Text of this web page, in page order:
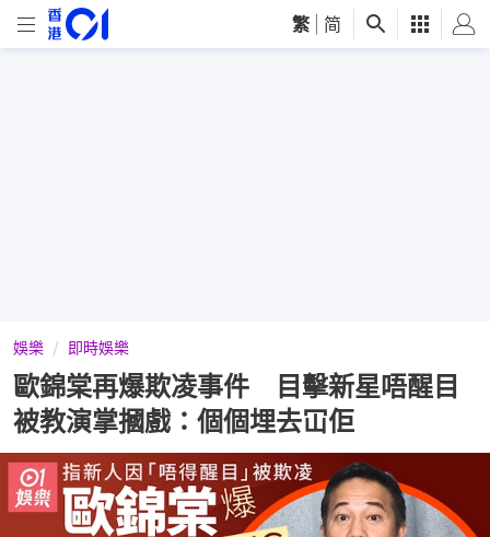
繁 简
娛樂 即時娛樂
歐錦棠再爆欺凌事件 目擊新星唔醒目
被教演掌摑戲：個個埋去冚佢